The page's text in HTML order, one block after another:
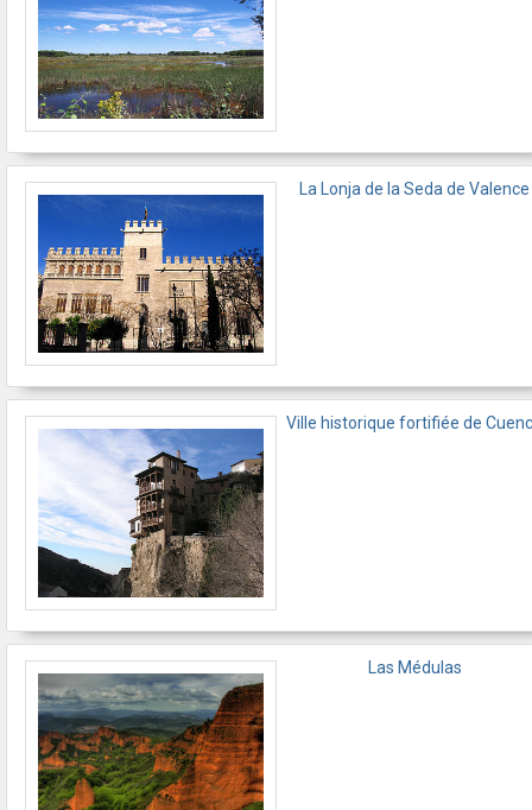
La Lonja de la Seda de Valence
Ville historique fortifiée de
Las Médulas